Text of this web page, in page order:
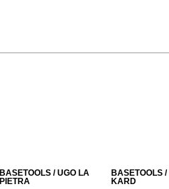
BASETOOLS / UGO LA
PIETRA
BASETOOLS
KARD